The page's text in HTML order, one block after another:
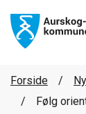
Forside
Følg